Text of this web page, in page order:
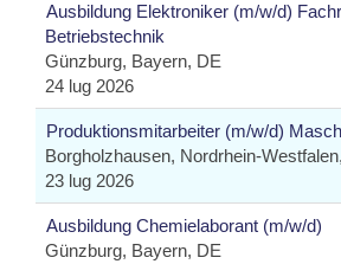
Ausbildung Elektroniker (m/w/d)
Betriebstechnik
Günzburg, Bayern, DE
24 lug 2026
Produktionsmitarbeiter (m/w/d)
Borgholzhausen, Nordrhein-
23 lug 2026
Ausbildung Chemielaborant (m/w/d)
Günzburg, Bayern, DE